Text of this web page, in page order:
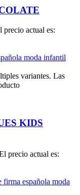
precio actual es:
variantes. Las
KIDS
precio actual es: